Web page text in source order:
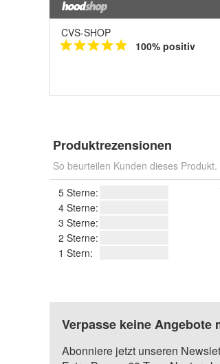
CVS-SHOP
100% positiv
Produktrezensionen
So beurteilen Kunden dieses Produkt.
5 Sterne:
4 Sterne:
3 Sterne:
2 Sterne:
1 Stern:
Verpasse keine Angebote
Abonniere jetzt unseren